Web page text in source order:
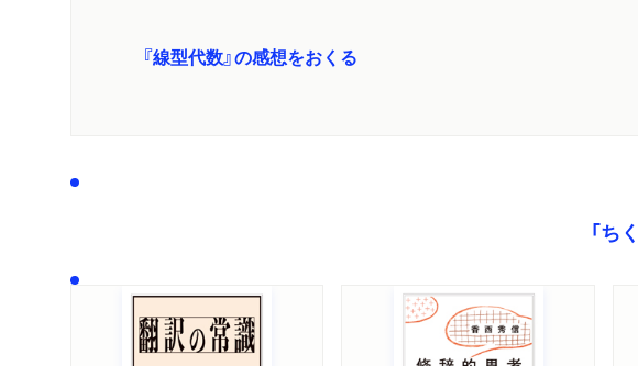
『線型代数』の感想をおくる
「ち